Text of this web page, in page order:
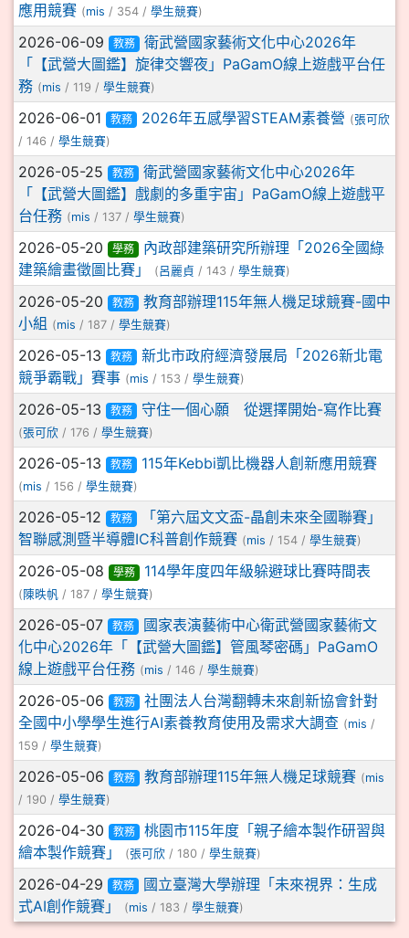
應用競賽 (mis / 354 / 學生競賽)
2026-06-09 教務
衛武營國家藝術文化中心2026年
「【武營大圖鑑】旋律交響夜」PaGamO線上遊戲平台任
務 (mis / 119 / 學生競賽)
2026-06-01 教務 2026年五感學習STEAM素養營 (張可欣
/ 146 / 學生競賽)
2026-05-25 教務
衛武營國家藝術文化中心2026年
「【武營大圖鑑】戲劇的多重宇宙」PaGamO線上遊戲平
台任務 (mis / 137 / 學生競賽)
2026-05-20 學務
內政部建築研究所辦理「2026全國綠
建築繪畫徵圖比賽」
(呂麗貞 / 143 / 學生競賽)
2026-05-20 教務
教育部辦理115年無人機足球競賽-國中
小組 (mis / 187 / 學生競賽)
2026-05-13 教務
新北市政府經濟發展局「2026新北電
競爭霸戰」賽事 (mis / 153 / 學生競賽)
2026-05-13 教務 守住一個心願 從選擇開始-寫作比賽
(張可欣 / 176 / 學生競賽)
2026-05-13 教務 115年Kebbi凱比機器人創新應用競賽
(mis / 156 / 學生競賽)
2026-05-12 教務
「第六屆文文盃-晶創未來全國聯賽」
智聯感測暨半導體IC科普創作競賽 (mis / 154 / 學生競賽)
2026-05-08 學務 114學年度四年級躲避球比賽時間表
(陳昳帆 / 187 / 學生競賽)
2026-05-07 教務
國家表演藝術中心衛武營國家藝術文
化中心2026年「【武營大圖鑑】管風琴密碼」PaGamO
線上遊戲平台任務 (mis / 146 / 學生競賽)
2026-05-06 教務
社團法人台灣翻轉未來創新協會針對
全國中小學學生進行AI素養教育使用及需求大調查 (mis /
159 / 學生競賽)
2026-05-06 教務 教育部辦理115年無人機足球競賽 (mis
/ 190 / 學生競賽)
2026-04-30 教務
桃園市115年度「親子繪本製作研習與
繪本製作競賽」
(張可欣 / 180 / 學生競賽)
2026-04-29 教務
國立臺灣大學辦理「未來視界：生成
式AI創作競賽」
(mis / 183 / 學生競賽)